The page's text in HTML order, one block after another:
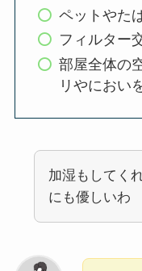
ペットやた
フィルター
部屋全体の
リやにおい
加湿もしてく
にも優しいわ